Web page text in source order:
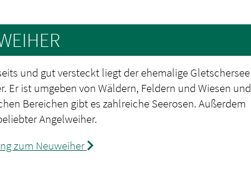
und gut versteckt liegt der ehemalige Gletschersee
Er ist umgeben von Wäldern, Feldern und Wiesen und
Bereichen gibt es zahlreiche Seerosen. Außerdem
Angelweiher.
zum Neuweiher